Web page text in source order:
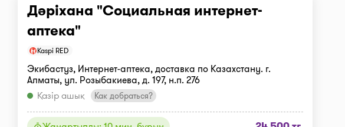
Дәріхана "Социальная интернет-
аптека"
Kaspi RED
Экибастуз, Интернет-аптека, доставка по Казахстану. г.
Алматы, ул. Розыбакиева, д. 197, н.п. 276
Қазір ашық
Как добраться?